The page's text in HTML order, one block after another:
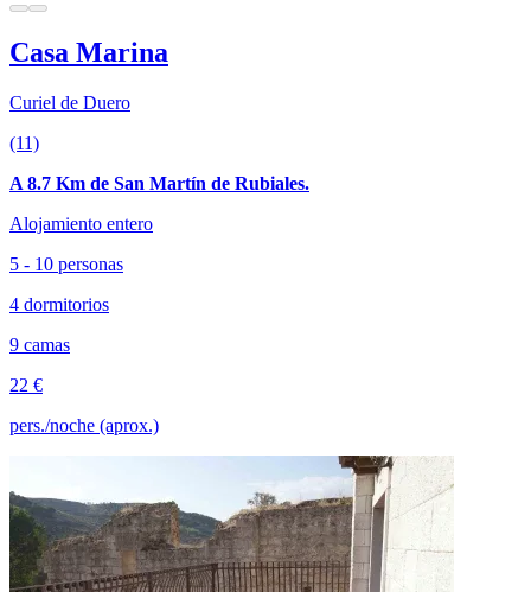
Casa Marina
Curiel de Duero
(11)
A 8.7 Km de San Martín de Rubiales.
Alojamiento entero
5 - 10 personas
4 dormitorios
9 camas
22 €
pers./noche (aprox.)